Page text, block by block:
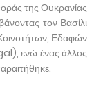
της Ουκρανίας
τον Βασίλι
Εδαφών
ενώ ένας άλλος